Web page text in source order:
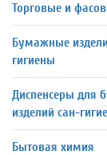
Торговые и
Бумажные
гигиены
Диспенсеры для
изделий сан-
Бытовая химия